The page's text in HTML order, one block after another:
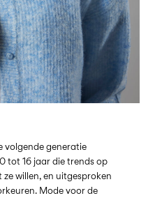
volgende generatie
tot 16 jaar die trends op
willen, en uitgesproken
Mode voor de